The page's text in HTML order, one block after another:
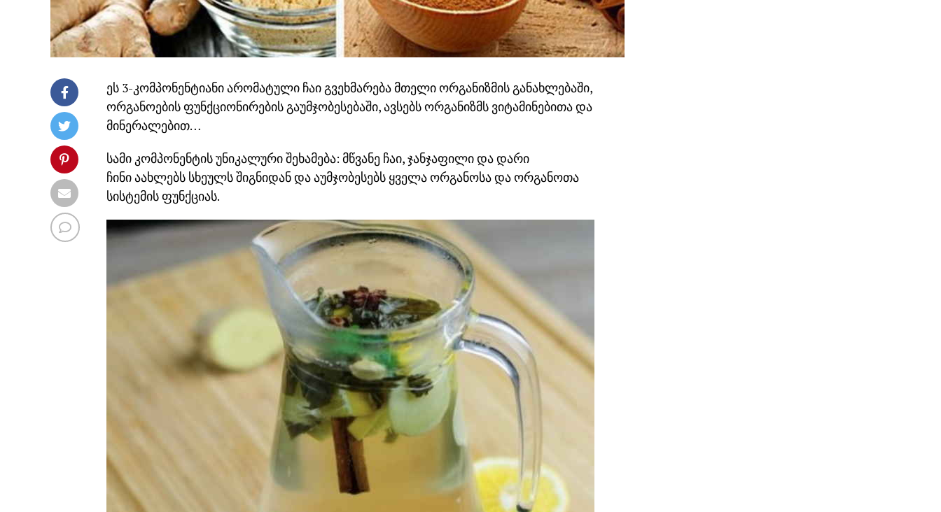
ეს 3-კომპონენტიანი არომატული ჩაი გვეხმარება მთელი ორგანიზმის განახლებაში,
ორგანოების ფუნქციონირების გაუმჯობესებაში, ავსებს ორგანიზმს ვიტამინებითა და
მინერალებით…
სამი კომპონენტის უნიკალური შეხამება: მწვანე ჩაი, ჯანჯაფილი და დარი
ჩინი აახლებს სხეულს შიგნიდან და აუმჯობესებს ყველა ორგანოსა და ორგანოთა
სისტემის ფუნქციას.